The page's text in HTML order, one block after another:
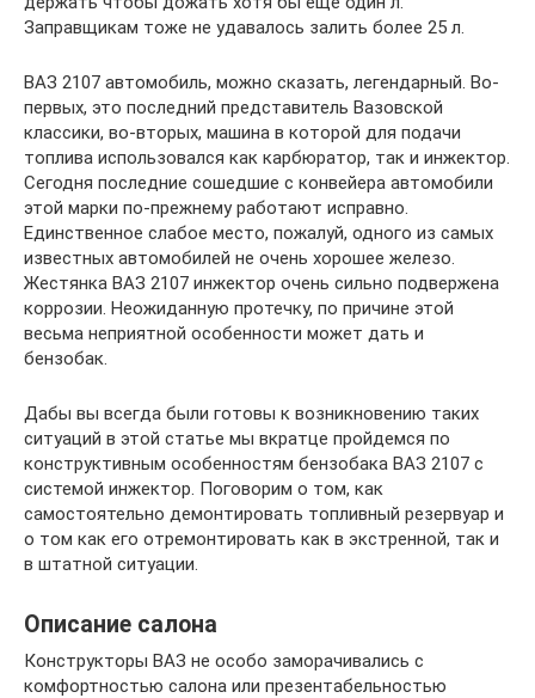
Заправщикам тоже не удавалось залить более 25 л.
ВАЗ 2107 автомобиль, можно сказать, легендарный. Во-
первых, это последний представитель Вазовской
классики, во-вторых, машина в которой для подачи
топлива использовался как карбюратор, так и инжектор.
Сегодня последние сошедшие с конвейера автомобили
этой марки по-прежнему работают исправно.
Единственное слабое место, пожалуй, одного из самых
известных автомобилей не очень хорошее железо.
Жестянка ВАЗ 2107 инжектор очень сильно подвержена
коррозии. Неожиданную протечку, по причине этой
весьма неприятной особенности может дать и
бензобак.
Дабы вы всегда были готовы к возникновению таких
ситуаций в этой статье мы вкратце пройдемся по
конструктивным особенностям бензобака ВАЗ 2107 с
системой инжектор. Поговорим о том, как
самостоятельно демонтировать топливный резервуар и
о том как его отремонтировать как в экстренной, так и
в штатной ситуации.
Описание салона
Конструкторы ВАЗ не особо заморачивались с
комфортностью салона или презентабельностью